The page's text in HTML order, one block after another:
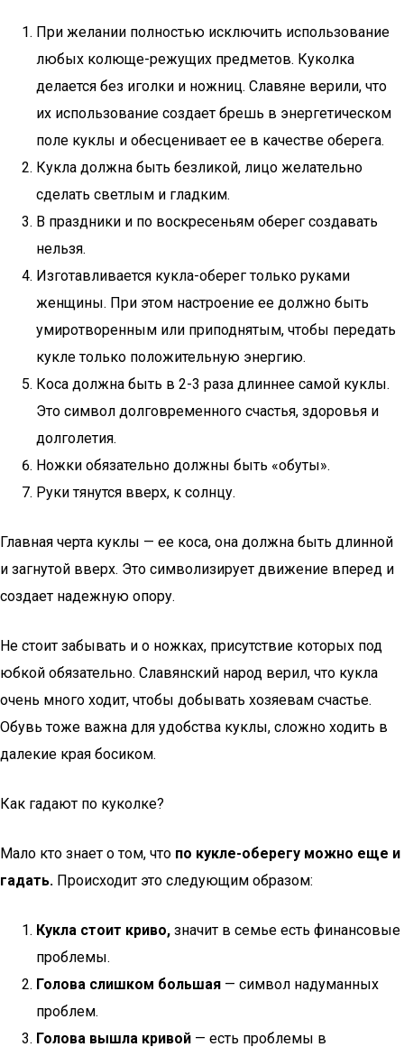
При желании полностью исключить использование
любых колюще-режущих предметов. Куколка
делается без иголки и ножниц. Славяне верили, что
их использование создает брешь в энергетическом
поле куклы и обесценивает ее в качестве оберега.
Кукла должна быть безликой, лицо желательно
сделать светлым и гладким.
В праздники и по воскресеньям оберег создавать
нельзя.
Изготавливается кукла-оберег только руками
женщины. При этом настроение ее должно быть
умиротворенным или приподнятым, чтобы передать
кукле только положительную энергию.
Коса должна быть в 2-3 раза длиннее самой куклы.
Это символ долговременного счастья, здоровья и
долголетия.
Ножки обязательно должны быть «обуты».
Руки тянутся вверх, к солнцу.
Главная черта куклы — ее коса, она должна быть длинной
и загнутой вверх. Это символизирует движение вперед и
создает надежную опору.
Не стоит забывать и о ножках, присутствие которых под
юбкой обязательно. Славянский народ верил, что кукла
очень много ходит, чтобы добывать хозяевам счастье.
Обувь тоже важна для удобства куклы, сложно ходить в
далекие края босиком.
Как гадают по куколке?
Мало кто знает о том, что по кукле-оберегу можно еще и
гадать. Происходит это следующим образом:
Кукла стоит криво, значит в семье есть финансовые
проблемы.
Голова слишком большая — символ надуманных
проблем.
Голова вышла кривой — есть проблемы в